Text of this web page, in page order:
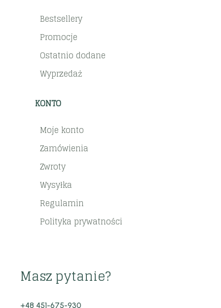
Bestsellery
Promocje
Ostatnio dodane
Wyprzedaż
KONTO
Moje konto
Zamówienia
Zwroty
Wysyłka
Regulamin
Polityka prywatności
Masz pytanie?
+48 451-675-930